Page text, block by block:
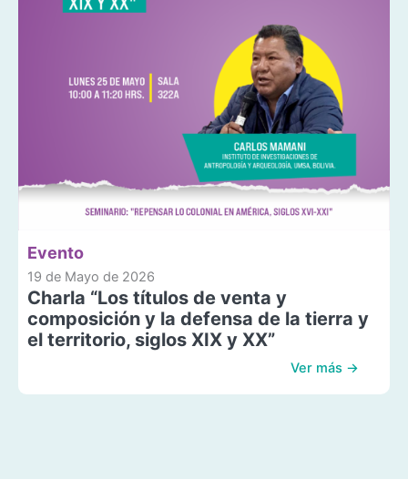
Evento
19 de Mayo de 2026
Charla “Los títulos de venta y
composición y la defensa de la tierra y
el territorio, siglos XIX y XX”
Ver más →